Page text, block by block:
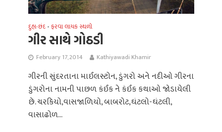
દુહા-છંદ • ફરવા લાયક સ્થળો
ગીર સાથે ગોઠડી
February 17, 2014 Kathiyawadi Khamir
ગીરની સુંદરતાના માઈલસ્ટોન, ડુંગરો અને નદીઓ ગીરના
ડુંગરોના નામની પાછળ કંઈક ને કંઈક કથાઓ જોડાયેલી
છે. ચરકિયો,વાસજાળિયો, બાબરોટ,ઘંટલો-ઘંટલી,
વાસાઢોળ...